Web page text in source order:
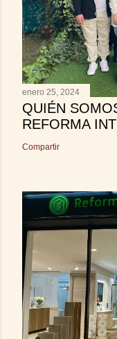
enero 25, 2024
QUIÉN
REFORMA
Compartir